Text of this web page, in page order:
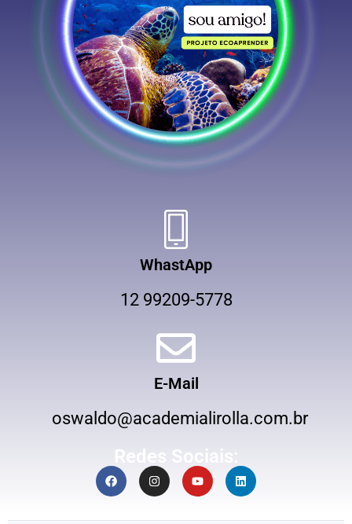
WhastApp
12 99209-5778
E-Mail
oswaldo@academialirolla.com.br
Redes Sociais: